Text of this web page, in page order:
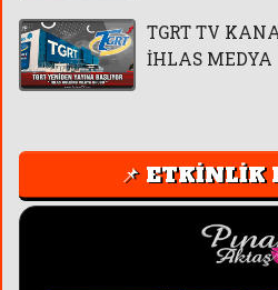
TGRT TV
İHLAS MEDYA
📌 ETKİNLİK